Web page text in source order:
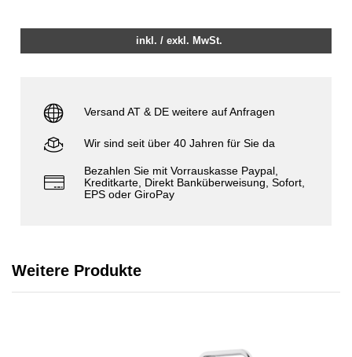
inkl. / exkl. MwSt.
Versand AT & DE weitere auf Anfragen
Wir sind seit über 40 Jahren für Sie da
Bezahlen Sie mit Vorrauskasse Paypal,
Kreditkarte, Direkt Banküberweisung, Sofort,
EPS oder GiroPay
Weitere Produkte